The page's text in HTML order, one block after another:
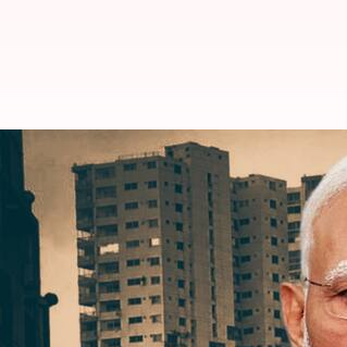
वेनेजुएला में आए जोरदार
लेखन Jun 25, 2026 10:34 am
क्या है खबर?
प्रधानमंत्रीनरेंद्र मोदीने गुरुवार तड़के
उन्होंने भूकंप की वजह से जान गंवाने वाले